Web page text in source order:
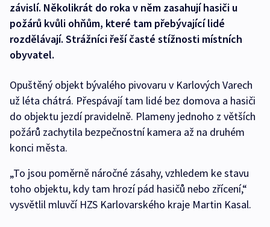
závislí. Několikrát do roka v něm zasahují hasiči u
požárů kvůli ohňům, které tam přebývající lidé
rozdělávají. Strážníci řeší časté stížnosti místních
obyvatel.
Opuštěný objekt bývalého pivovaru v Karlových Varech
už léta chátrá. Přespávají tam lidé bez domova a hasiči
do objektu jezdí pravidelně. Plameny jednoho z větších
požárů zachytila bezpečnostní kamera až na druhém
konci města.
„To jsou poměrně náročné zásahy, vzhledem ke stavu
toho objektu, kdy tam hrozí pád hasičů nebo zřícení,“
vysvětlil mluvčí HZS Karlovarského kraje Martin Kasal.